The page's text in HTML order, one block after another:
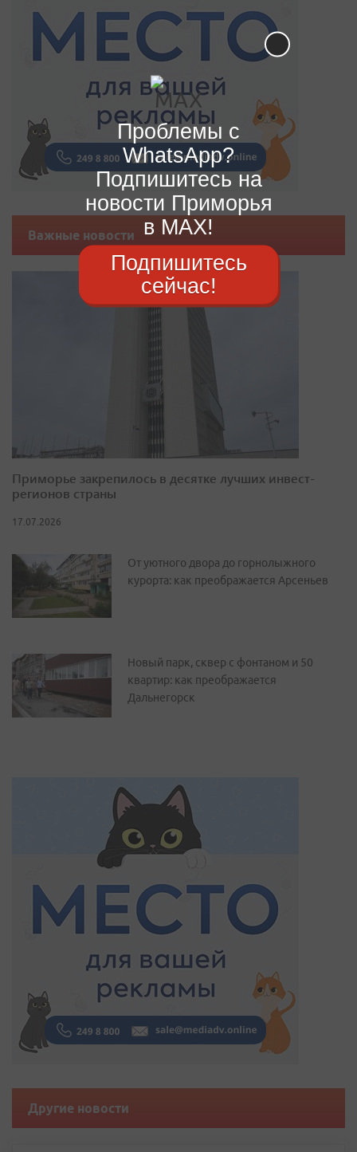
Важные новости
Приморье закрепилось в десятке лучших инвест-
регионов страны
17.07.2026
От уютного двора до горнолыжного
курорта: как преображается Арсеньев
Новый парк, сквер с фонтаном и 50
квартир: как преображается
Дальнегорск
Другие новости
Проблемы с
WhatsApp?
Подпишитесь на
новости Приморья
в MAX!
Подпишитесь
сейчас!